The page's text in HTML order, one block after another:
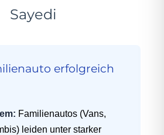
Sayedi
erfolgreich
Familienautos (Vans,
leiden unter starker